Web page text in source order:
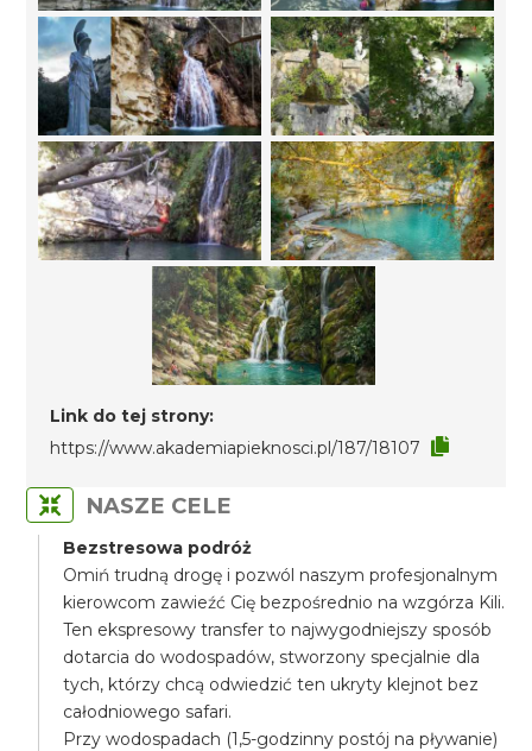
Link do tej strony:
https://www.akademiapieknosci.pl/187/18107
NASZE CELE
Bezstresowa podróż
Omiń trudną drogę i pozwól naszym profesjonalnym
kierowcom zawieźć Cię bezpośrednio na wzgórza Kili.
Ten ekspresowy transfer to najwygodniejszy sposób
dotarcia do wodospadów, stworzony specjalnie dla
tych, którzy chcą odwiedzić ten ukryty klejnot bez
całodniowego safari.
Przy wodospadach (1,5-godzinny postój na pływanie)